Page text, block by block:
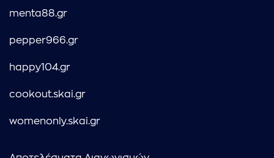
menta88.gr
pepper966.gr
happy104.gr
cookout.skai.gr
womenonly.skai.gr